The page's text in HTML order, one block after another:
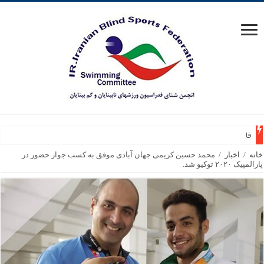
فارس قهرمان چهارده
خانه / اخبار / محمد حسین کریمی جهان آبادی موفق به کسب جواز حضور در
پارالمپیک ۲۰۲۰ توکیو شد.